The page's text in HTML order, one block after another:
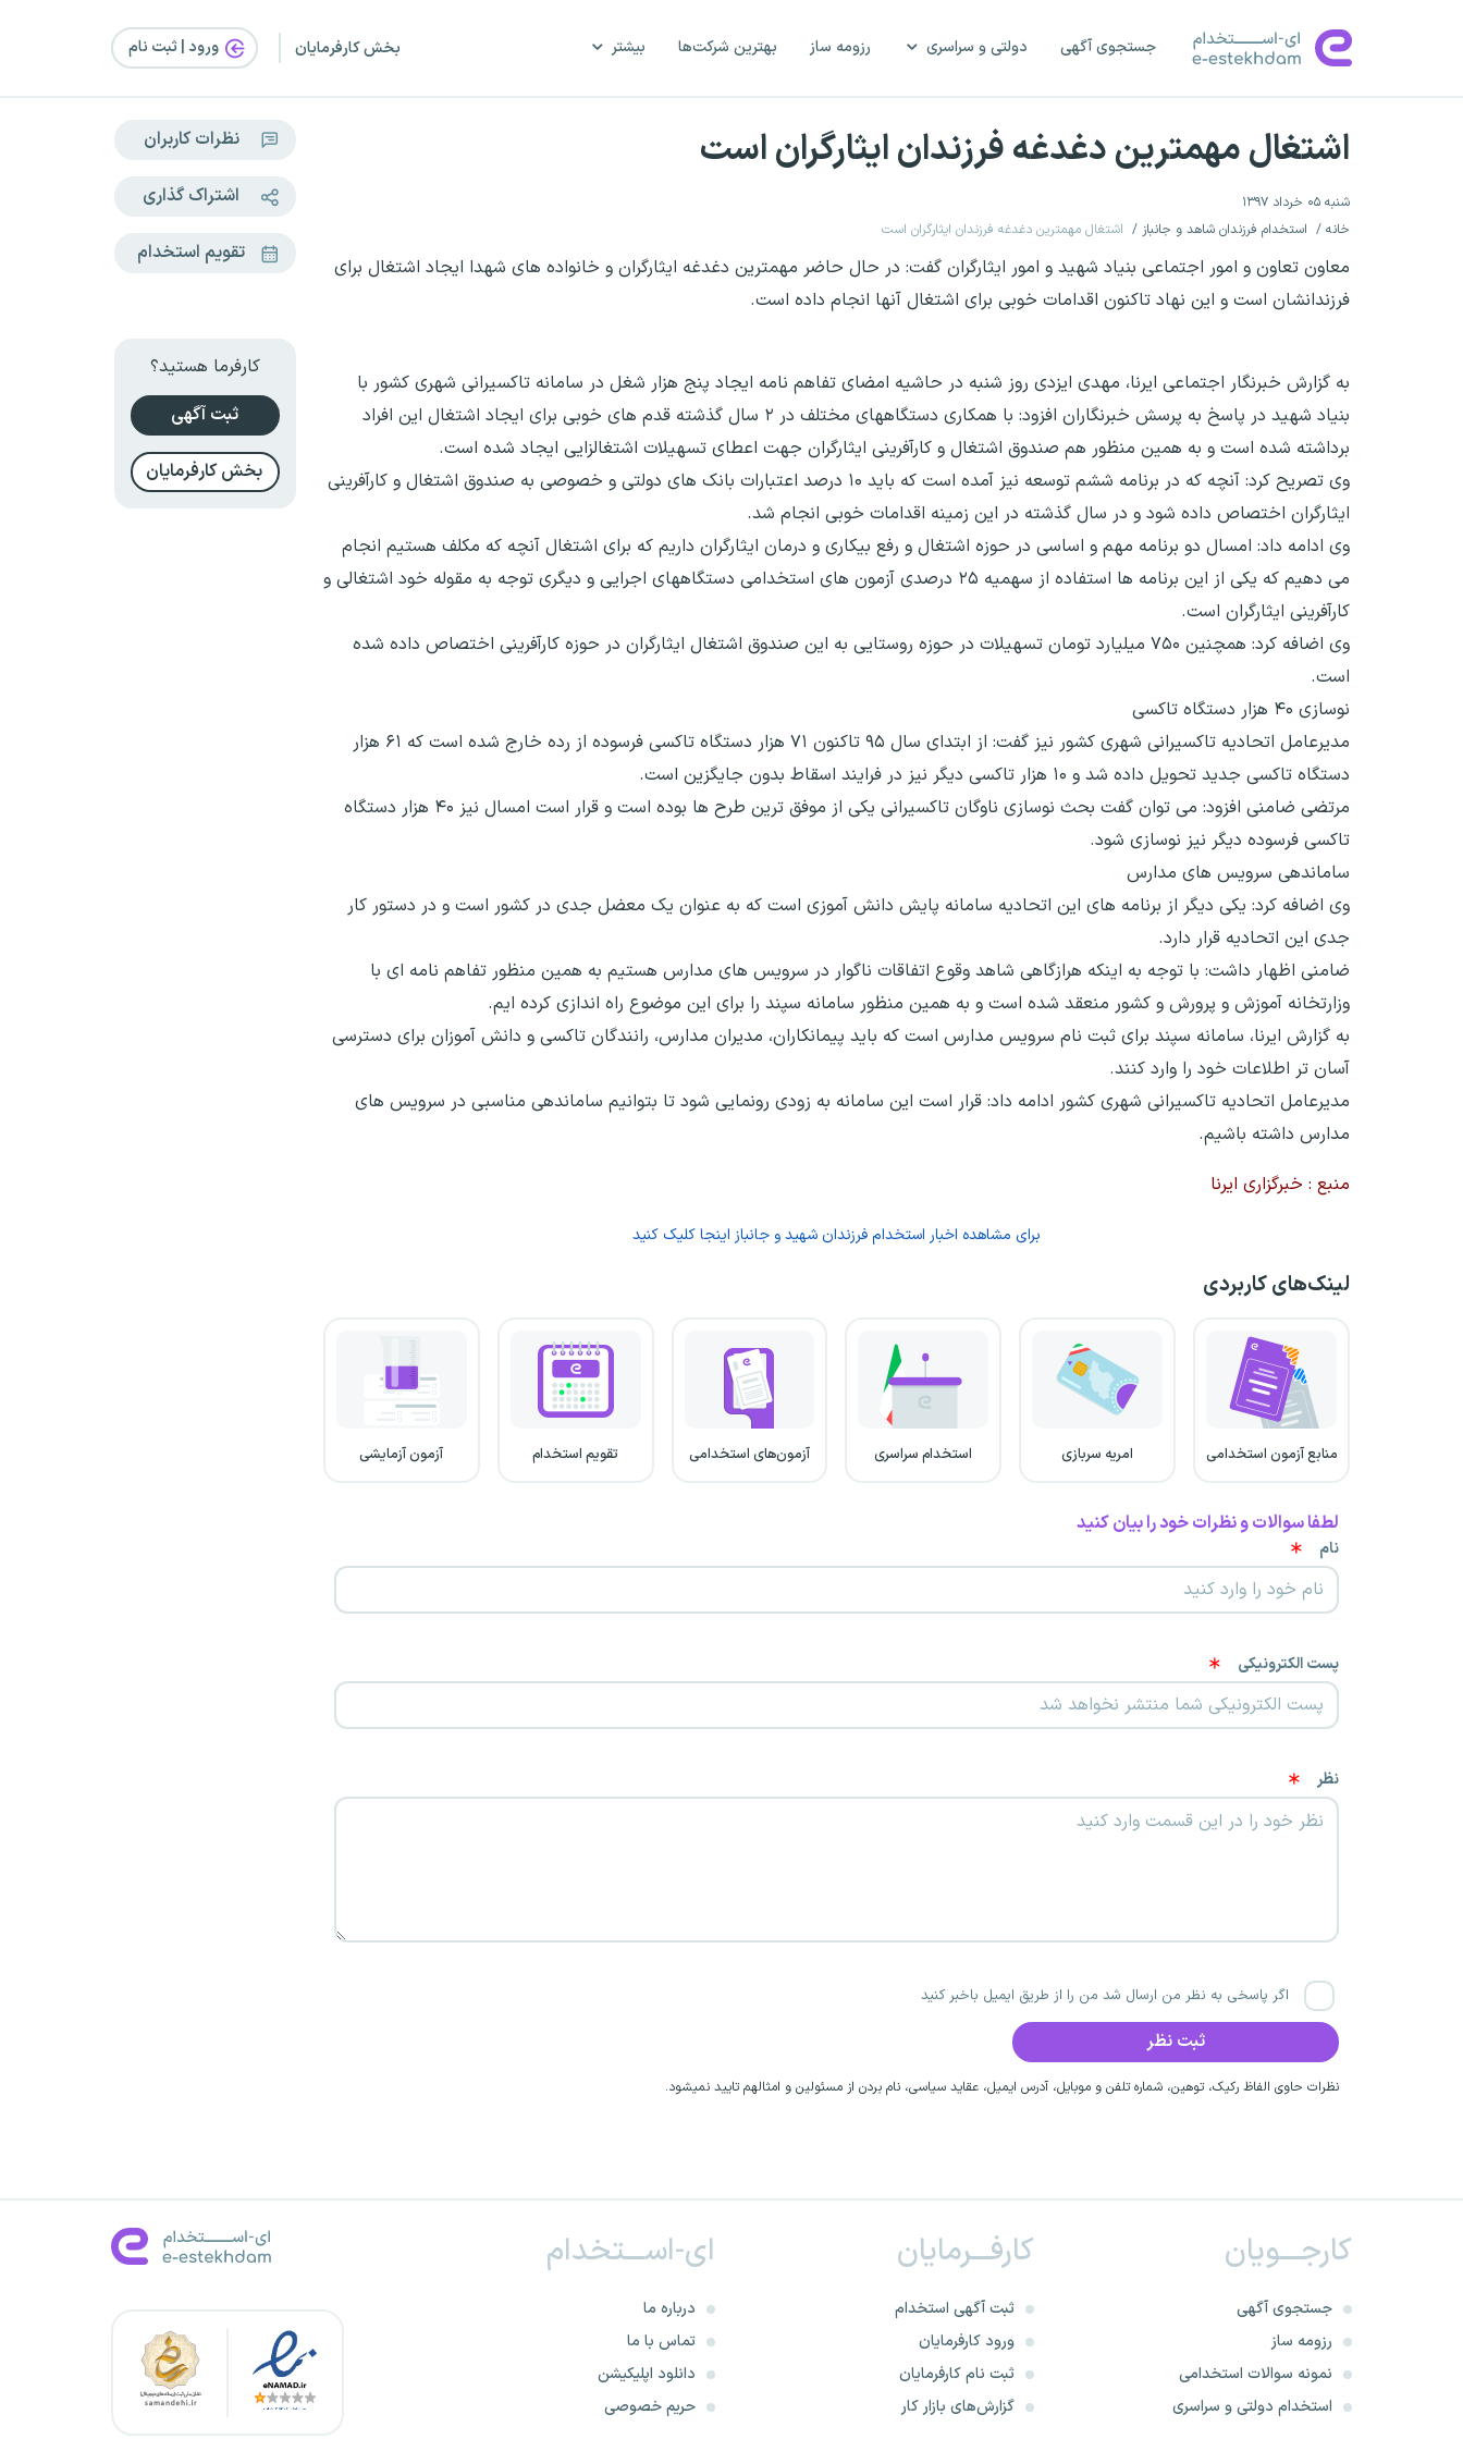
جستجوی آگهی دولتی و سراسری رزومه ساز بهترین شرکت‌ها بیشتر بخش کارفرمایان ورود | ثبت‌ نام
اشتغال مهمترین دغدغه فرزندان ایثارگران است
شنبه ۰۵ خرداد ۱۳۹۷
خانه
استخدام فرزندان شاهد و جانباز اشتغال مهمترین دغدغه فرزندان ایثارگران است
معاون تعاون و امور اجتماعی بنیاد شهید و امور ایثارگران گفت: در حال حاضر مهمترین دغدغه ایثارگران و خانواده های شهدا ایجاد اشتغال برای
فرزندانشان است و این نهاد تاکنون اقدامات خوبی برای اشتغال آنها انجام داده است.
به گزارش خبرنگار اجتماعی ایرنا، مهدی ایزدی روز شنبه در حاشیه امضای تفاهم نامه ایجاد پنج هزار شغل در سامانه تاکسیرانی شهری کشور با
بنیاد شهید در پاسخ به پرسش خبرنگاران افزود: با همکاری دستگاههای مختلف در ۲ سال گذشته قدم های خوبی برای ایجاد اشتغال این افراد
برداشته شده است و به همین منظور هم صندوق اشتغال و کارآفرینی ایثارگران جهت اعطای تسهیلات اشتغالزایی ایجاد شده است.
وی تصریح کرد: آنچه که در برنامه ششم توسعه نیز آمده است که باید ۱۰ درصد اعتبارات بانک های دولتی و خصوصی به صندوق اشتغال و کارآفرینی
ایثارگران اختصاص داده شود و در سال گذشته در این زمینه اقدامات خوبی انجام شد.
وی ادامه داد: امسال دو برنامه مهم و اساسی در حوزه اشتغال و رفع بیکاری و درمان ایثارگران داریم که برای اشتغال آنچه که مکلف هستیم انجام
می دهیم که یکی از این برنامه ها استفاده از سهمیه ۲۵ درصدی آزمون های استخدامی دستگاههای اجرایی و دیگری توجه به مقوله خود اشتغالی و
کارآفرینی ایثارگران است.
وی اضافه کرد: همچنین ۷۵۰ میلیارد تومان تسهیلات در حوزه روستایی به این صندوق اشتغال ایثارگران در حوزه کارآفرینی اختصاص داده شده
است.
نوسازی ۴۰ هزار دستگاه تاکسی
مدیرعامل اتحادیه تاکسیرانی شهری کشور نیز گفت: از ابتدای سال ۹۵ تاکنون ۷۱ هزار دستگاه تاکسی فرسوده از رده خارج شده است که ۶۱ هزار
دستگاه تاکسی جدید تحویل داده شد و ۱۰ هزار تاکسی دیگر نیز در فرایند اسقاط بدون جایگزین است.
مرتضی ضامنی افزود: می توان گفت بحث نوسازی ناوگان تاکسیرانی یکی از موفق ترین طرح ها بوده است و قرار است امسال نیز ۴۰ هزار دستگاه
تاکسی فرسوده دیگر نیز نوسازی شود.
ساماندهی سرویس های مدارس
وی اضافه کرد: یکی دیگر از برنامه های این اتحادیه سامانه پایش دانش آموزی است که به عنوان یک معضل جدی در کشور است و در دستور کار
جدی این اتحادیه قرار دارد.
ضامنی اظهار داشت: با توجه به اینکه هرازگاهی شاهد وقوع اتفاقات ناگوار در سرویس های مدارس هستیم به همین منظور تفاهم نامه ای با
وزارتخانه آموزش و پرورش و کشور منعقد شده است و به همین منظور سامانه سپند را برای این موضوع راه اندازی کرده ایم.
به گزارش ایرنا، سامانه سپند برای ثبت ‌نام سرویس مدارس است که باید پیمانکاران، مدیران مدارس، رانندگان تاکسی و دانش ‌آموزان برای دسترسی
آسان‌ تر اطلاعات خود را وارد کنند.
مدیرعامل اتحادیه تاکسیرانی شهری کشور ادامه داد: قرار است این سامانه به زودی رونمایی شود تا بتوانیم ساماندهی مناسبی در سرویس های
مدارس داشته باشیم.
منبع : خبرگزاری ایرنا
برای مشاهده اخبار استخدام فرزندان شهید و جانباز اینجا کلیک کنید
لینک‌های کاربردی
منابع آزمون استخدامی امریه سربازی استخدام سراسری آزمون‌های استخدامی تقویم استخدام آزمون آزمایشی
لطفا سوالات و نظرات خود را بیان کنید
نام
پست الکترونیکی
نظر
اگر پاسخی به نظر من ارسال شد من را از طریق ایمیل باخبر کنید
نظرات حاوی الفاظ رکیک، توهین، شماره تلفن و موبایل، آدرس ایمیل، عقاید سیاسی، نام بردن از مسئولین و امثالهم تایید نمیشود.
نظرات کاربران
اشتراک گذاری
تقویم استخدام
کارفرما هستید؟
ثبت آگهی
بخش کارفرمایان
کارجـــویان
جستجوی آگهی
رزومه ساز
نمونه سوالات استخدامی
استخدام دولتی و سراسری
کارفـــرمایان
ثبت آگهی استخدام
ورود کارفرمایان
ثبت نام کارفرمایان
گزارش‌های بازار کار
ای-اســـتخدام
درباره ما
تماس با ما
دانلود اپلیکیشن
حریم خصوصی